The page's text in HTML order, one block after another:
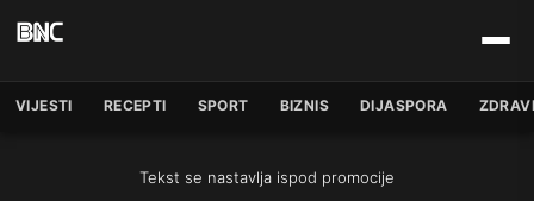
VIJESTI RECEPTI SPORT BIZNIS DIJASPORA
Tekst se nastavlja ispod promocije